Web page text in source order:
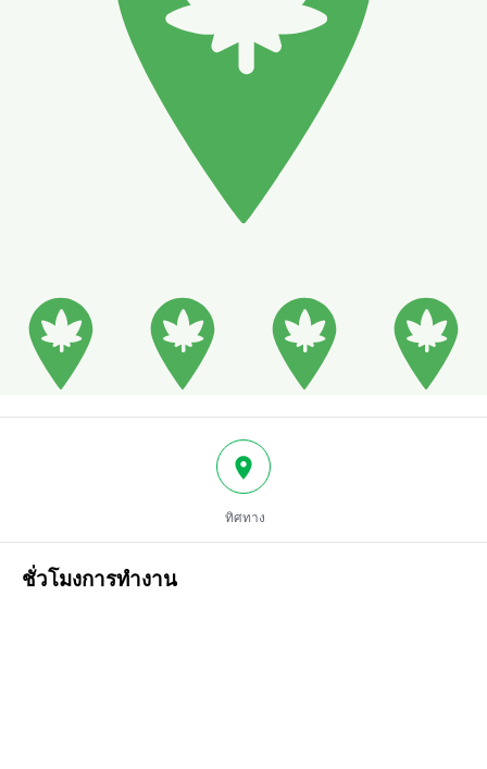
ทิศทาง
ชั่วโมงการทำงาน